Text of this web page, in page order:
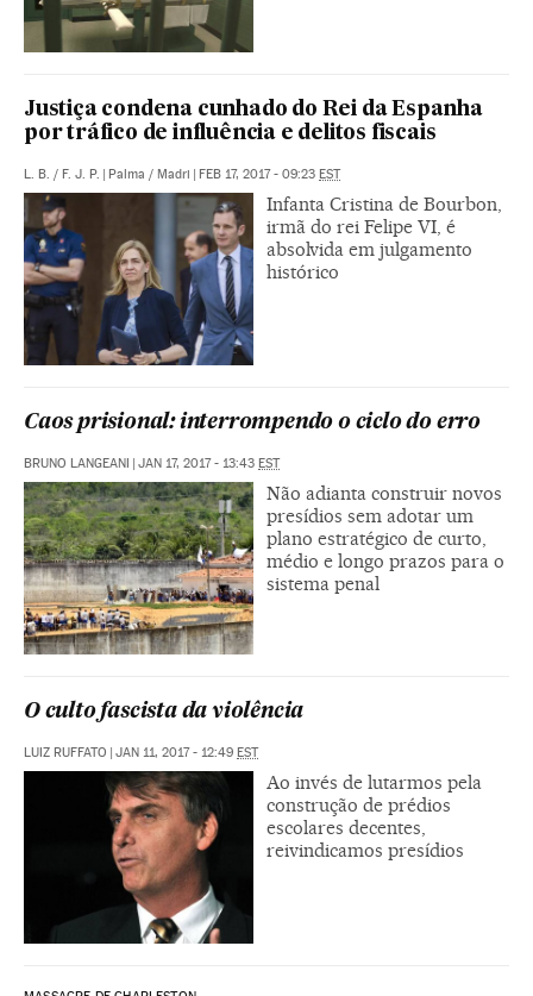
Justiça condena cunhado do Rei da Espanha
por tráfico de influência e delitos fiscais
L. B. / F. J. P. | Palma / Madri | FEB 17, 2017 - 09:23 EST
Infanta Cristina de Bourbon,
irmã do rei Felipe VI, é
absolvida em julgamento
histórico
Caos prisional: interrompendo o ciclo do erro
BRUNO LANGEANI | JAN 17, 2017 - 13:43 EST
Não adianta construir novos
presídios sem adotar um
plano estratégico de curto,
médio e longo prazos para o
sistema penal
O culto fascista da violência
LUIZ RUFFATO | JAN 11, 2017 - 12:49 EST
Ao invés de lutarmos pela
construção de prédios
escolares decentes,
reivindicamos presídios